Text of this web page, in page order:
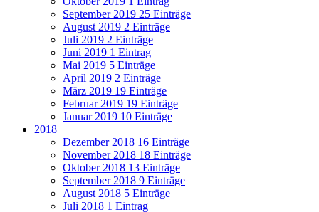
September 2019 25 Einträge
August 2019 2 Einträge
Juli 2019 2 Einträge
Juni 2019 1 Eintrag
Mai 2019 5 Einträge
April 2019 2 Einträge
März 2019 19 Einträge
Februar 2019 19 Einträge
Januar 2019 10 Einträge
2018
Dezember 2018 16 Einträge
November 2018 18 Einträge
Oktober 2018 13 Einträge
September 2018 9 Einträge
August 2018 5 Einträge
Juli 2018 1 Eintrag